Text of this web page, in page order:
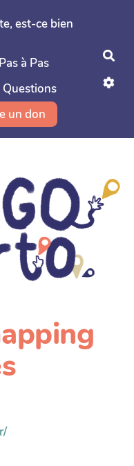
est-ce bien
à Pas
un don